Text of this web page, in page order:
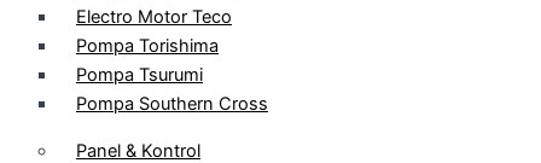
Electro Motor Teco
Pompa Torishima
Pompa Tsurumi
Pompa Southern Cross
Panel & Kontrol